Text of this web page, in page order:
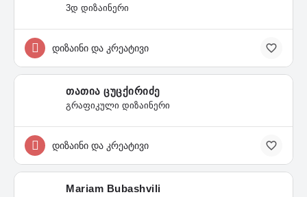
3დ დიზაინერი
დიზაინი და კრეატივი
თათია ცუცქირიძე
გრაფიკული დიზაინერი
დიზაინი და კრეატივი
Mariam Bubashvili